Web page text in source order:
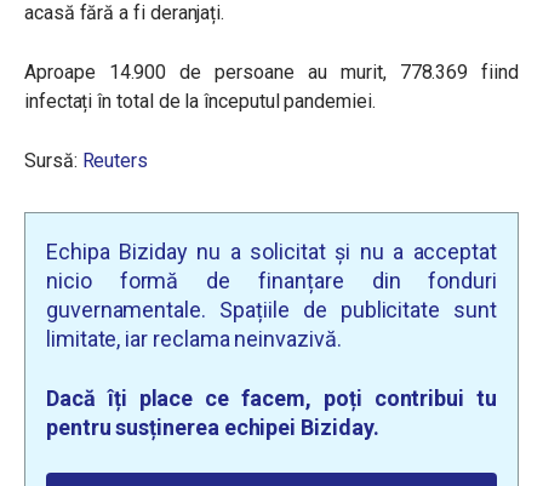
acasă fără a fi deranjați.
Aproape 14.900 de persoane au murit, 778.369 fiind
infectați în total de la începutul pandemiei.
Sursă: Reuters
Echipa Biziday nu a solicitat și nu a acceptat
nicio formă de finanțare din fonduri
guvernamentale. Spațiile de publicitate sunt
limitate, iar reclama neinvazivă.
Dacă îți place ce facem, poți contribui tu
pentru susținerea echipei Biziday.